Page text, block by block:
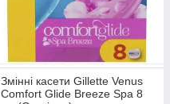
Змінні касети Gillette Venus
Comfort Glide Breeze Spa 8